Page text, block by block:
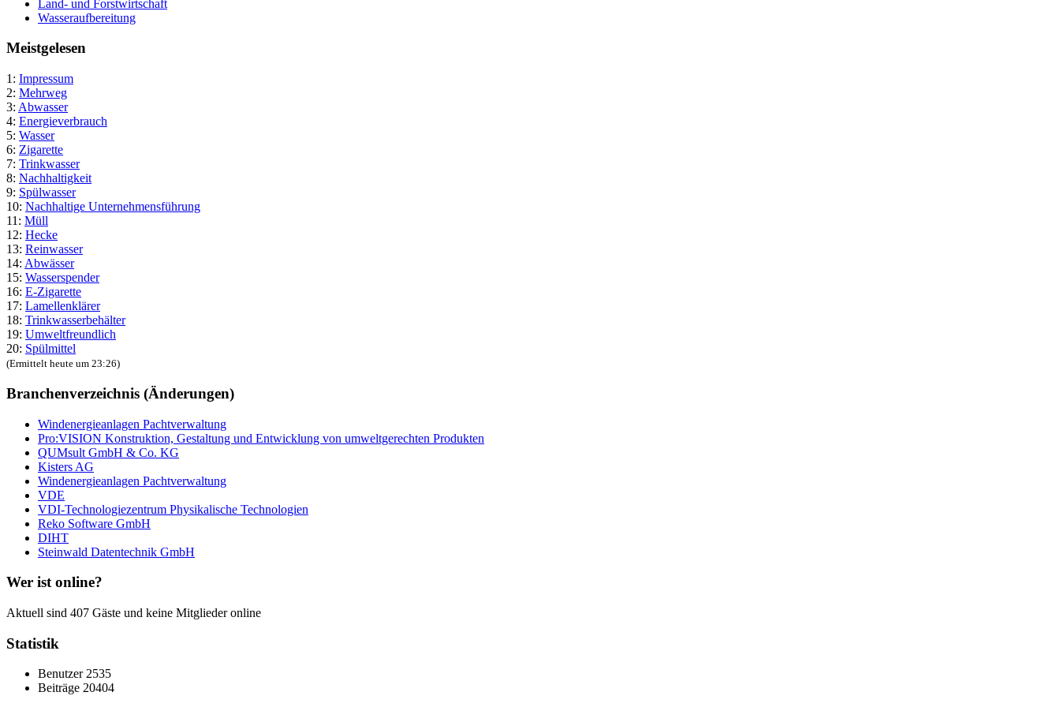
Land- und Forstwirtschaft
Wasseraufbereitung
Meistgelesen
1: Impressum
2: Mehrweg
3: Abwasser
4: Energieverbrauch
5: Wasser
6: Zigarette
7: Trinkwasser
8: Nachhaltigkeit
9: Spülwasser
10: Nachhaltige Unternehmensführung
11: Müll
12: Hecke
13: Reinwasser
14: Abwässer
15: Wasserspender
16: E-Zigarette
17: Lamellenklärer
18: Trinkwasserbehälter
19: Umweltfreundlich
20: Spülmittel
(Ermittelt heute um 23:26)
Branchenverzeichnis (Änderungen)
Windenergieanlagen Pachtverwaltung
Pro:VISION Konstruktion, Gestaltung und Entwicklung von umweltgerechten Produkten
QUMsult GmbH & Co. KG
Kisters AG
Windenergieanlagen Pachtverwaltung
VDE
VDI-Technologiezentrum Physikalische Technologien
Reko Software GmbH
DIHT
Steinwald Datentechnik GmbH
Wer ist online?
Aktuell sind 407 Gäste und keine Mitglieder online
Statistik
Benutzer2535
Beiträge 20404